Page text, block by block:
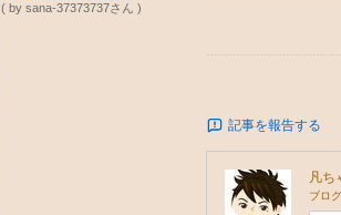
( by sana-37373737さん )
記事を報告する
凡ち
ブロ